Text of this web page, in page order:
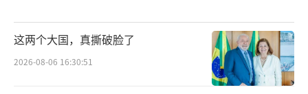
这两个大国，真撕破脸了
2026-08-06 16:30:51